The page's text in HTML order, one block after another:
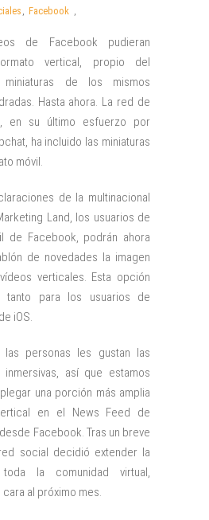
, Facebook ,
de Facebook pudieran
vertical, propio del
miniaturas de los mismos
Hasta ahora. La red de
en su último esfuerzo por
ha incluido las miniaturas
móvil.
de la multinacional
Land, los usuarios de
de Facebook, podrán ahora
de novedades la imagen
verticales. Esta opción
tanto para los usuarios de
iOS.
las personas les gustan las
inmersivas, así que estamos
una porción más amplia
en el News Feed de
Facebook. Tras un breve
social decidió extender la
la comunidad virtual,
al próximo mes.